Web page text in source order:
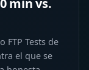
min vs.
FTP Tests de
el que se